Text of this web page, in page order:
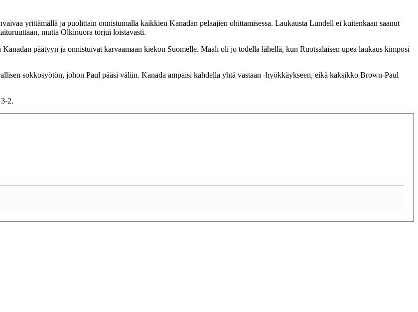
yrittämällä ja puolittain onnistumalla kaikkien Kanadan pelaajien ohittamisessa. Laukausta Lundell ei kuitenkaan saanut
mutta Olkinuora torjui loistavasti.
päätyyn ja onnistuivat karvaamaan kiekon Suomelle. Maali oli jo todella lähellä, kun Ruotsalaisen upea laukaus kimposi
sokkosyötön, johon Paul pääsi väliin. Kanada ampaisi kahdella yhtä vastaan -hyökkäykseen, eikä kaksikko Brown-Paul
2.